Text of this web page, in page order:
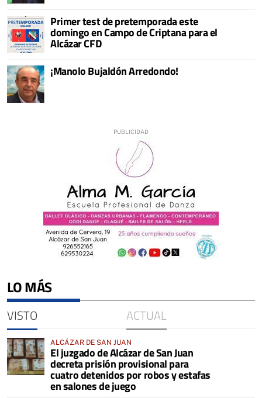
Primer test de pretemporada este
domingo en Campo de Criptana para el
Alcázar CFD
¡Manolo Bujaldón Arredondo!
LO MÁS
VISTO ACTUAL
ALCÁZAR DE SAN JUAN
El juzgado de Alcázar de San Juan
decreta prisión provisional para
cuatro detenidos por robos y estafas
en salones de juego